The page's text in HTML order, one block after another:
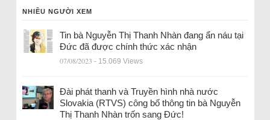
NHIỀU NGƯỜI XEM
Tin bà Nguyễn Thị Thanh Nhàn đang ẩn náu tại
Đức đã được chính thức xác nhận
07/08/2023 - 15.069 Views
Đài phát thanh và Truyền hình nhà nước
Slovakia (RTVS) công bố thông tin bà Nguyễn
Thị Thanh Nhàn trốn sang Đức!